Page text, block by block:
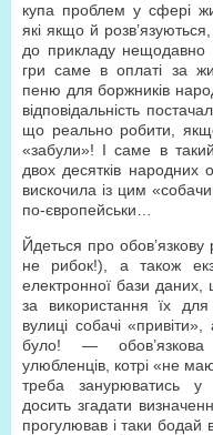
купа проблем у сфері
які якщо й
до прикладу нещодавно
гри саме в оплаті за
пеню для боржників
відповідальність
що реально робити,
«забули»! І саме в
двох десятків народних
вискочила із цим
по-європейськи…
Йдеться про
не рибок!), а також
електронної бази
за використання їх
вулиці собачі
було! — обов’язкова
улюбленців, котрі «не
треба занурюватись у
досить згадати
прогулював і таки бодай